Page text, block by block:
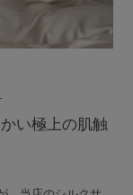
い極上の肌触